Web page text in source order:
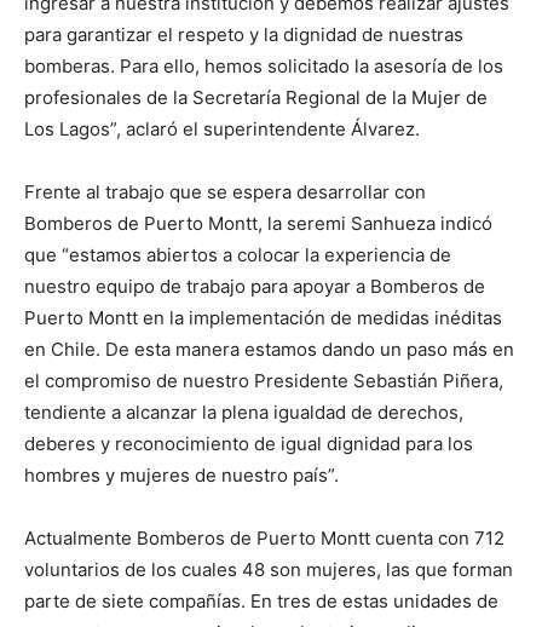
para garantizar el respeto y la dignidad de nuestras
bomberas. Para ello, hemos solicitado la asesoría de los
profesionales de la Secretaría Regional de la Mujer de
Los Lagos”, aclaró el superintendente Álvarez.
Frente al trabajo que se espera desarrollar con
Bomberos de Puerto Montt, la seremi Sanhueza indicó
que “estamos abiertos a colocar la experiencia de
nuestro equipo de trabajo para apoyar a Bomberos de
Puerto Montt en la implementación de medidas inéditas
en Chile. De esta manera estamos dando un paso más en
el compromiso de nuestro Presidente Sebastián Piñera,
tendiente a alcanzar la plena igualdad de derechos,
deberes y reconocimiento de igual dignidad para los
hombres y mujeres de nuestro país”.
Actualmente Bomberos de Puerto Montt cuenta con 712
voluntarios de los cuales 48 son mujeres, las que forman
parte de siete compañías. En tres de estas unidades de